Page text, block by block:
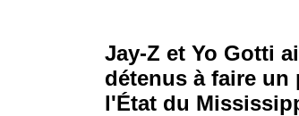
Jay-Z et Yo Gotti
détenus à faire un
l'État du